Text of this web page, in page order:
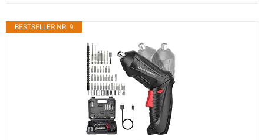
BESTSELLER NR. 9